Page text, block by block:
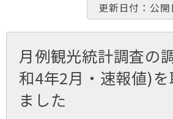
更新日付：公
月例観光統計調査の
和4年2月・速報値)
ました